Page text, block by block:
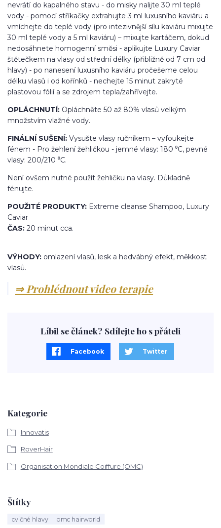
Kategorie
Innovatis
RoverHair
Organisation Mondiale Coiffure (OMC)
Štítky
cvičné hlavy omc hairworld
nevrátí do kapalného stavu - do misky nalijte 30 ml teplé
vody - pomocí stříkačky extrahujte 3 ml luxusního kaviáru a
vmíchejte do teplé vody (pro intezivnější sílu kaviáru mixujte
30 ml teplé vody a 5 ml kaviáru) – mixujte kartáčem, dokud
nedosáhnete homogenní směsi - aplikujte Luxury Caviar
štětečkem na vlasy od střední délky (přibližně od 7 cm od
hlavy) - po nanesení luxusního kaviáru pročešeme celou
délku vlasů i od kořínků - nechejte 15 minut zakryté
plastovou fólií a se zdrojem tepla/zahřívejte.
OPLÁCHNUTÍ: Opláchněte 50 až 80% vlasů velkým
množstvím vlažné vody.
FINÁLNÍ SUŠENÍ: Vysušte vlasy ručníkem – vyfoukejte
fénem - Pro žehlení žehličkou - jemné vlasy: 180 ⁰C, pevné
vlasy: 200/210 ⁰C.
Není ovšem nutné použít žehličku na vlasy. Důkladně
fénujte.
POUŽITÉ PRODUKTY: Extreme cleanse Shampoo, Luxury
Caviar
ČAS: 20 minut cca.
VÝHODY: omlazení vlasů, lesk a hedvábný efekt, měkkost
vlasů.
⇒ Prohlédnout video terapie
Líbil se článek? Sdílejte ho s přáteli
Facebook Twitter